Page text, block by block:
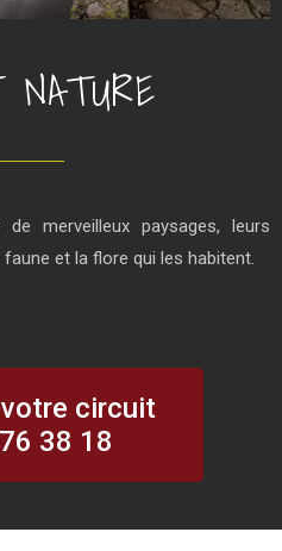
NATURE
merveilleux paysages, leurs
et la flore qui les habitent.
circuit
38 18